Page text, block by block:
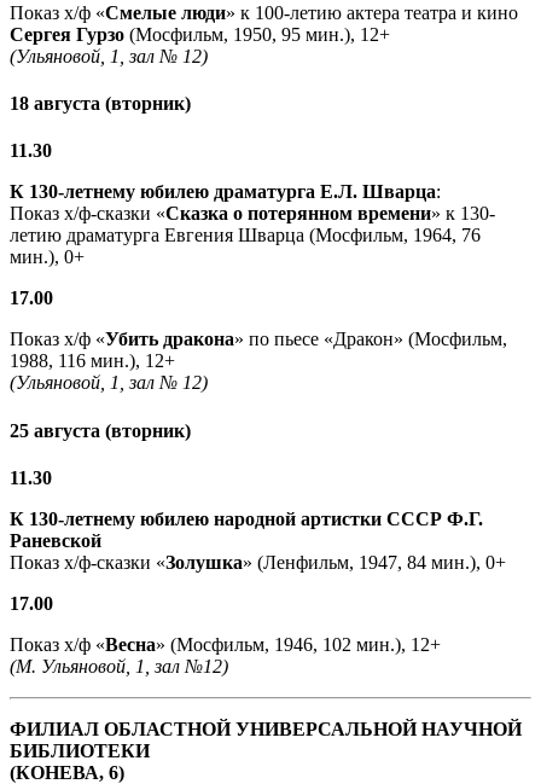
Показ х/ф «Смелые люди» к 100-летию актера театра и кино
Сергея Гурзо (Мосфильм, 1950, 95 мин.), 12+
(Ульяновой, 1, зал № 12)
18 августа (вторник)
11.30
К 130-летнему юбилею драматурга Е.Л. Шварца:
Показ х/ф-сказки «Сказка о потерянном времени» к 130-
летию драматурга Евгения Шварца (Мосфильм, 1964, 76
мин.), 0+
17.00
Показ х/ф «Убить дракона» по пьесе «Дракон» (Мосфильм,
1988, 116 мин.), 12+
(Ульяновой, 1, зал № 12)
25 августа (вторник)
11.30
К 130-летнему юбилею народной артистки СССР Ф.Г.
Раневской
Показ х/ф-сказки «Золушка» (Ленфильм, 1947, 84 мин.), 0+
17.00
Показ х/ф «Весна» (Мосфильм, 1946, 102 мин.), 12+
(М. Ульяновой, 1, зал №12)
ФИЛИАЛ ОБЛАСТНОЙ УНИВЕРСАЛЬНОЙ НАУЧНОЙ
БИБЛИОТЕКИ
(КОНЕВА, 6)